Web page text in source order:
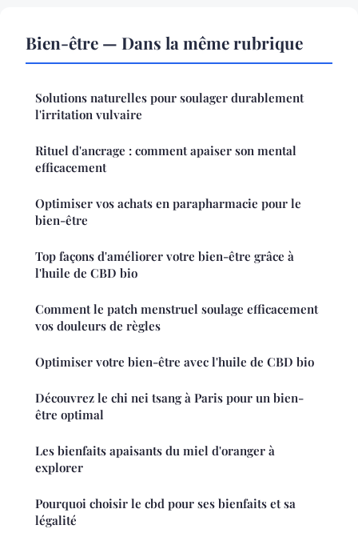
Bien-être — Dans la même rubrique
Solutions naturelles pour soulager durablement
l'irritation vulvaire
Rituel d'ancrage : comment apaiser son mental
efficacement
Optimiser vos achats en parapharmacie pour le
bien-être
Top façons d'améliorer votre bien-être grâce à
l'huile de CBD bio
Comment le patch menstruel soulage efficacement
vos douleurs de règles
Optimiser votre bien-être avec l'huile de CBD bio
Découvrez le chi nei tsang à Paris pour un bien-
être optimal
Les bienfaits apaisants du miel d'oranger à
explorer
Pourquoi choisir le cbd pour ses bienfaits et sa
légalité